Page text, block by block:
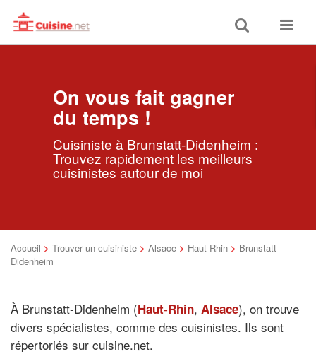
Toggle
search
Toggle
On vous fait gagner
du temps !
Cuisiniste à Brunstatt-Didenheim :
Trouvez rapidement les meilleurs
cuisinistes autour de moi
Accueil > Trouver un cuisiniste > Alsace > Haut-Rhin > Brunstatt-
Didenheim
À Brunstatt-Didenheim (Haut-Rhin, Alsace), on trouve
divers spécialistes, comme des cuisinistes. Ils sont
répertoriés sur cuisine.net.